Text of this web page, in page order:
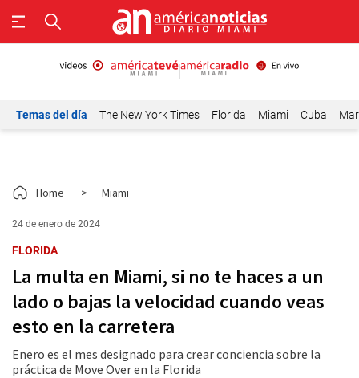
Temas del día The New York Times Florida Miami Cuba
Home > Miami
24 de enero de 2024
FLORIDA
La multa en Miami, si no te haces a un
lado o bajas la velocidad cuando veas
esto en la carretera
Enero es el mes designado para crear conciencia sobre la
práctica de Move Over en la Florida